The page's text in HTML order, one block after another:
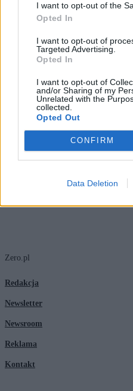
I want to opt-out of the
Opted In
I want to opt-out of
Targeted Advertising.
Opted In
I want to opt-out of
and/or Sharing of my
Unrelated with the
collected.
Opted Out
CONFIRM
Data Deletion
ws. Zondacrypto
Polska pod francuskim
Pełczyńska-Nałęcz,
Rozmowy Zero na EKG [NA
Piesiewicz zapewnia:
Czarnym
Rekord Tuska, ale słabe
USA bez sekretarza
Wojna o tankowce. USA i
05:55
Karol Nawrocki: To rząd
kryptowalut [WYWIAD]
Zero.pl
Redakcja
Newsletter
Newsroom
Reklama
Kontakt